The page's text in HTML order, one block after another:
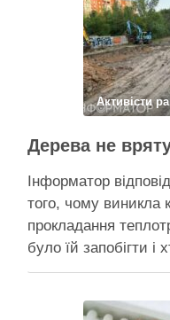
що лишилася, –
Поділитися у
Активісти
Інформатор
того, чому виникла
прокладання
було їй запобігти
дерев триває,
суботу, 8 серпня